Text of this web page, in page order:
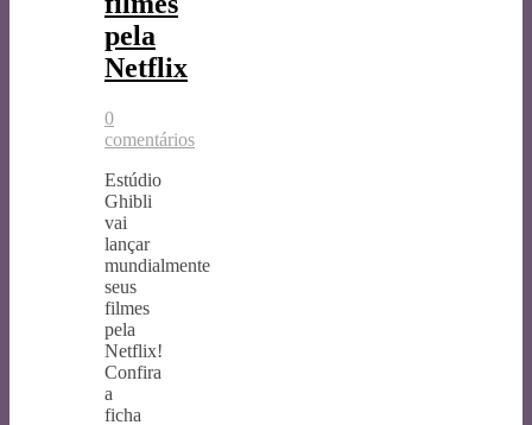
pela
Netflix
0
comentários
Estúdio
Ghibli
vai
lançar
mundialmente
seus
filmes
pela
Netflix!
Confira
a
ficha